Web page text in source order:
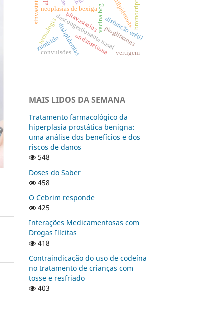
descongestionante nasal
vacina bcg
neoplasias de bexiga
sinvastatina
ondansetronapioglitazona
pitavastatina
dislipidemias
tecnologia
convulsões.
bromocriptina
disfunção erétil
zumbido
vertigem
MAIS LIDOS DA SEMANA
Tratamento farmacológico da
hiperplasia prostática benigna:
uma análise dos benefícios e dos
riscos de danos
548
Doses do Saber
458
O Cebrim responde
425
Interações Medicamentosas com
Drogas Ilícitas
418
Contraindicação do uso de codeína
no tratamento de crianças com
tosse e resfriado
403